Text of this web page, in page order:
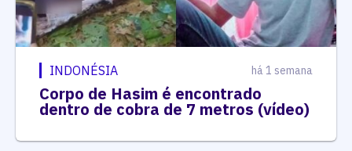
INDONÉSIA há 1 semana
Corpo de Hasim é encontrado
dentro de cobra de 7 metros (vídeo)